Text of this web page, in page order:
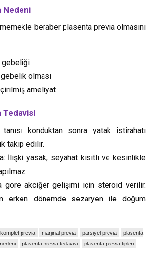
Nedeni
beraber plasenta previa olmasını
gebeliği
olması
ameliyat
Tedavisi
konduktan sonra yatak istirahatı
takip edilir.
İlişki yasak, seyahat kısıtlı ve kesinlikle
göre akciğer gelişimi için steroid verilir.
erken dönemde sezaryen ile doğum
komplet previa marjinal previa parsiyel previa
plasenta
plasenta previa tedavisi
plasenta previa tipleri